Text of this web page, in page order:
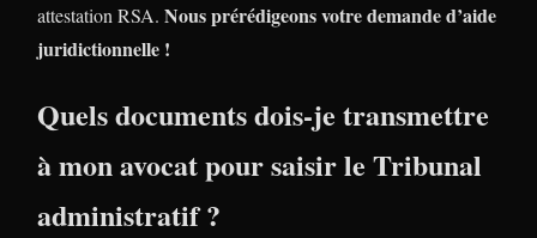
attestation RSA. Nous prérédigeons votre demande d’aide
juridictionnelle !
Quels documents dois-je transmettre
à mon avocat pour saisir le Tribunal
administratif ?